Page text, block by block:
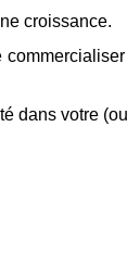
croissance.
dans votre